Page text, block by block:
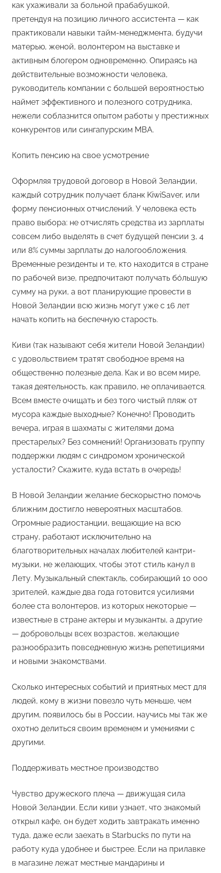
как ухаживали за больной прабабушкой,
претендуя на позицию личного ассистента — как
практиковали навыки тайм-менеджмента, будучи
матерью, женой, волонтером на выставке и
активным блогером одновременно. Опираясь на
действительные возможности человека,
руководитель компании с большей вероятностью
наймет эффективного и полезного сотрудника,
нежели соблазнится опытом работы у престижных
конкурентов или сингапурским MBA.
Копить пенсию на свое усмотрение
Оформляя трудовой договор в Новой Зеландии,
каждый сотрудник получает бланк KiwiSaver, или
форму пенсионных отчислений. У человека есть
право выбора: не отчислять средства из зарплаты
совсем либо выделять в счет будущей пенсии 3, 4
или 8% суммы зарплаты до налогообложения.
Временные резиденты и те, кто находится в стране
по рабочей визе, предпочитают получать бóльшую
сумму на руки, а вот планирующие провести в
Новой Зеландии всю жизнь могут уже с 16 лет
начать копить на беспечную старость.
Киви (так называют себя жители Новой Зеландии)
с удовольствием тратят свободное время на
общественно полезные дела. Как и во всем мире,
такая деятельность, как правило, не оплачивается.
Всем вместе очищать и без того чистый пляж от
мусора каждые выходные? Конечно! Проводить
вечера, играя в шахматы с жителями дома
престарелых? Без сомнений! Организовать группу
поддержки людям с синдромом хронической
усталости? Скажите, куда встать в очередь!
В Новой Зеландии желание бескорыстно помочь
ближним достигло невероятных масштабов.
Огромные радиостанции, вещающие на всю
страну, работают исключительно на
благотворительных началах любителей кантри-
музыки, не желающих, чтобы этот стиль канул в
Лету. Музыкальный спектакль, собирающий 10 000
зрителей, каждые два года готовится усилиями
более ста волонтеров, из которых некоторые —
известные в стране актеры и музыканты, а другие
— добровольцы всех возрастов, желающие
разнообразить повседневную жизнь репетициями
и новыми знакомствами.
Сколько интересных событий и приятных мест для
людей, кому в жизни повезло чуть меньше, чем
другим, появилось бы в России, научись мы так же
охотно делиться своим временем и умениями с
другими.
Поддерживать местное производство
Чувство дружеского плеча — движущая сила
Новой Зеландии. Если киви узнает, что знакомый
открыл кафе, он будет ходить завтракать именно
туда, даже если заехать в Starbucks по пути на
работу куда удобнее и быстрее. Если на прилавке
в магазине лежат местные мандарины и